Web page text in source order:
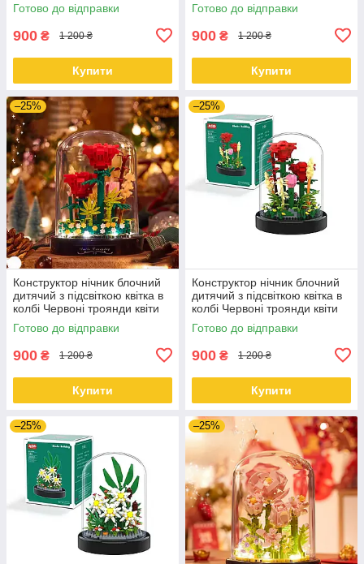
Готово до відправки
900 ₴ 1 200 ₴
Купити
Готово до відправки
900 ₴ 1 200 ₴
Купити
–25%
Конструктор нічник блочний
дитячий з підсвіткою квітка в
колбі Червоні троянди квіти
Готово до відправки
900 ₴ 1 200 ₴
Купити
–25%
Конструктор нічник блочний
дитячий з підсвіткою квітка в
колбі Червоні троянди квіти
зелена коробка
Готово до відправки
900 ₴ 1 200 ₴
Купити
–25% –25%